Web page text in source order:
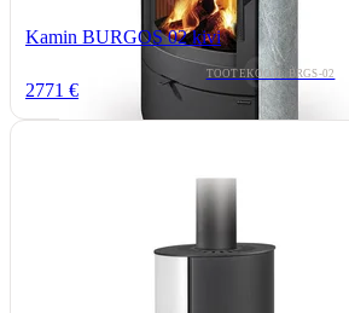
Kamin BURGOS 02 kivi
TOOTEKOOD: BRGS-02
2771 €